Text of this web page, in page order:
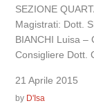
SEZIONE
Magistrati: Dott.
BIANCHI Luisa –
Consigliere Dott.
21 Aprile 2015
by D'Isa